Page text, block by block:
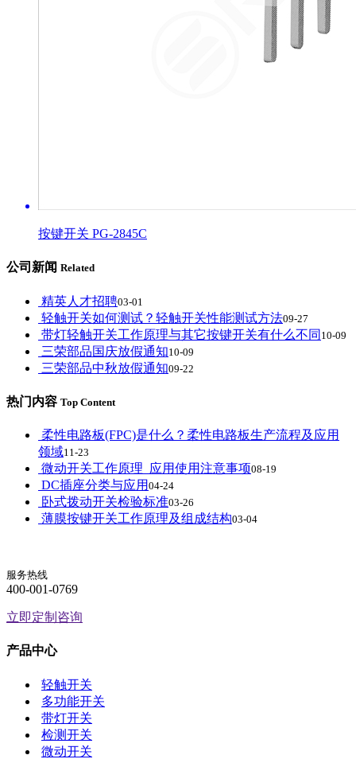
按键开关 PG-2845C
公司新闻 Related
精英人才招聘03-01
轻触开关如何测试？轻触开关性能测试方法09-27
带灯轻触开关工作原理与其它按键开关有什么不同 10-09
三荣部品国庆放假通知10-09
三荣部品中秋放假通知09-22
热门内容 Top Content
柔性电路板(FPC)是什么？柔性电路板生产流程及应用
领域11-23
微动开关工作原理_应用使用注意事项08-19
DC插座分类与应用 04-24
卧式拨动开关检验标准03-26
薄膜按键开关工作原理及组成结构03-04
服务热线
400-001-0769
立即定制咨询
产品中心
轻触开关
多功能开关
带灯开关
检测开关
微动开关